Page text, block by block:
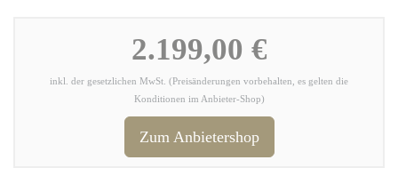
2.199,00 €
inkl. der gesetzlichen MwSt. (Preisänderungen vorbehalten, es gelten die
Konditionen im Anbieter-Shop)
Zum Anbietershop